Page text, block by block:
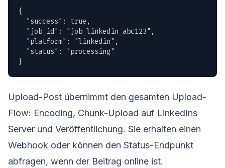
{
  "success": true,
  "job_id": "job_linkedin_abc123",
  "platform": "linkedin",
  "status": "processing"
}
Upload-Post übernimmt den gesamten Upload-
Flow: Encoding, Chunk-Upload auf LinkedIns
Server und Veröffentlichung. Sie erhalten einen
Webhook oder können den Status-Endpunkt
abfragen, wenn der Beitrag online ist.